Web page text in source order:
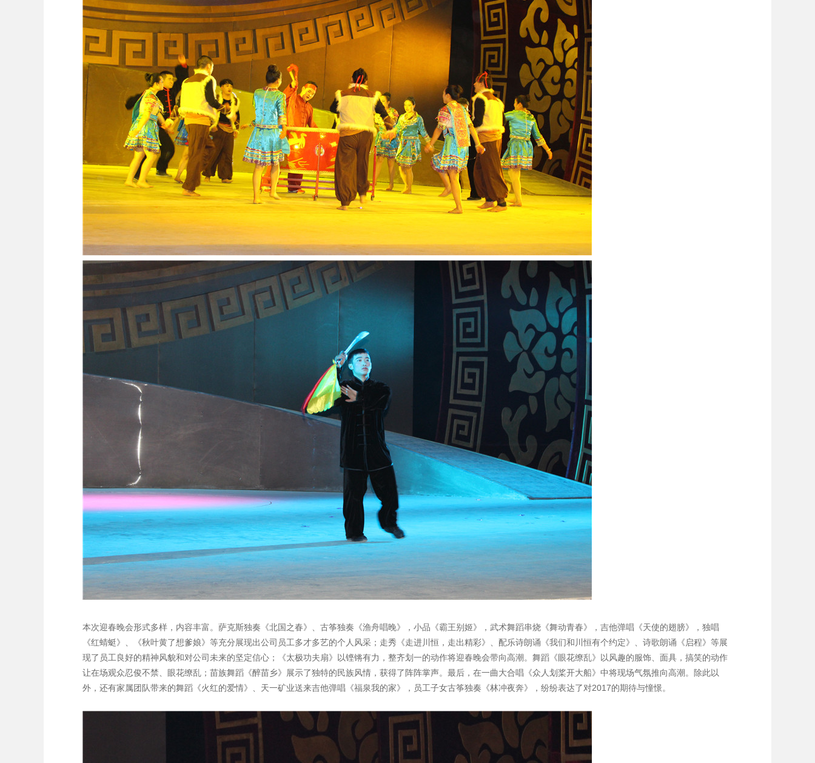
本次迎春晚会形式多样，内容丰富。萨克斯独奏《北国之春》、古筝独奏《渔舟唱晚》，小品《霸王别姬》，武术舞蹈串烧《舞动青春》，吉他弹唱《天使的翅膀》，独唱
《红蜻蜓》、《秋叶黄了想爹娘》等充分展现出公司员工多才多艺的个人风采；走秀《走进川恒，走出精彩》、配乐诗朗诵《我们和川恒有个约定》、诗歌朗诵《启程》等展
现了员工良好的精神风貌和对公司未来的坚定信心；《太极功夫扇》以铿锵有力，整齐划一的动作将迎春晚会带向高潮。舞蹈《眼花缭乱》以风趣的服饰、面具，搞笑的动作
让在场观众忍俊不禁、眼花缭乱；苗族舞蹈《醉苗乡》展示了独特的民族风情，获得了阵阵掌声。最后，在一曲大合唱《众人划桨开大船》中将现场气氛推向高潮。除此以
外，还有家属团队带来的舞蹈《火红的爱情》、天一矿业送来吉他弹唱《福泉我的家》，员工子女古筝独奏《林冲夜奔》，纷纷表达了对2017的期待与憧憬。